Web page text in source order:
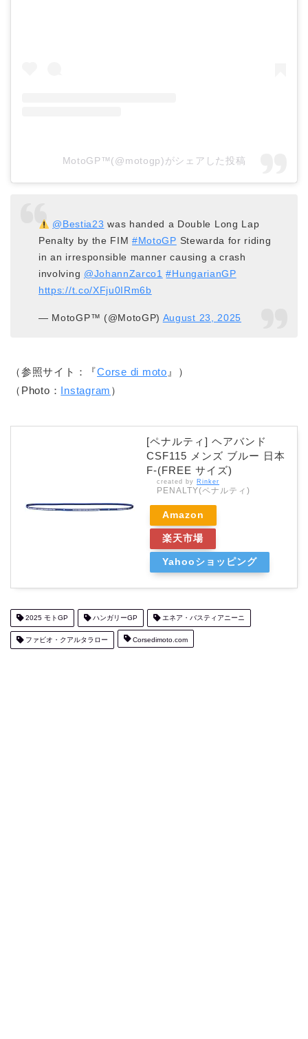
MotoGP™(@motogp)がシェアした投稿
@Bestia23 was handed a Double Long Lap
Penalty by the FIM#MotoGP Stewarda for riding
in an irresponsible manner causing a crash
involving @JohannZarco1 #HungarianGP
https://t.co/XFju0IRm6b
— MotoGP™ (@MotoGP) August 23, 2025
（参照サイト：『Corse di moto 』）
（Photo： Instagram ）
[ペナルティ] ヘアバンド
CSF115 メンズ ブルー 日本
F-(FREE サイズ)
created by Rinker
PENALTY(ペナルティ)
Amazon
楽天市場
Yahooショッピング
2025 モトGP ハンガリーGP エネア・バスティアニーニ
ファビオ・クアルタラロー Corsedimoto.com